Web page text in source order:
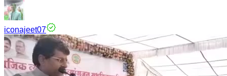
iconajeet07